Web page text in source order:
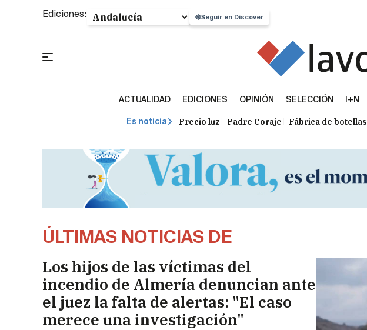
Ediciones: Seguir en Discover
ACTUALIDAD EDICIONES OPINIÓN SELECCIÓN I+N
Es noticia Precio luz Padre Coraje Fábrica de botellas
ÚLTIMAS NOTICIAS DE
Los hijos de las víctimas del
incendio de Almería denuncian ante
el juez la falta de alertas: "El caso
merece una investigación"